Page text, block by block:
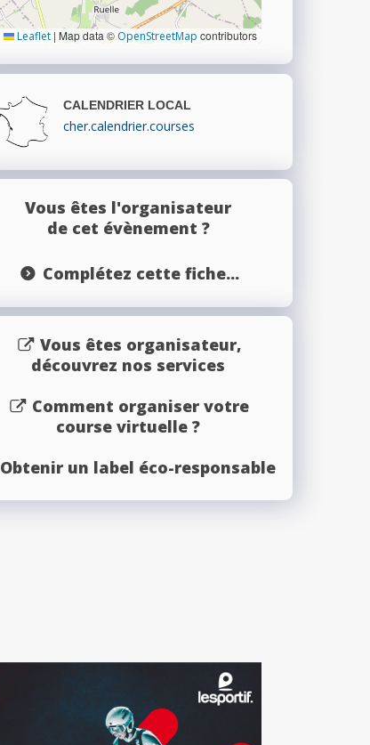
Leaflet | Map data ©OpenStreetMap contributors
CALENDRIER LOCAL
cher.calendrier.courses
Vous êtes l'organisateur
de cet évènement ?
Complétez cette fiche...
Vous êtes organisateur,
découvrez nos services
Comment organiser votre
course virtuelle ?
Obtenir un label éco-responsable